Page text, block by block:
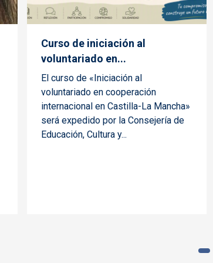
Curso de iniciación al
voluntariado en...
El curso de «Iniciación al
voluntariado en cooperación
internacional en Castilla-La Mancha»
será expedido por la Consejería de
Educación, Cultura y...